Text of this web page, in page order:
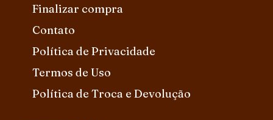
Finalizar compra
Contato
Política de Privacidade
Termos de Uso
Política de Troca e Devolução